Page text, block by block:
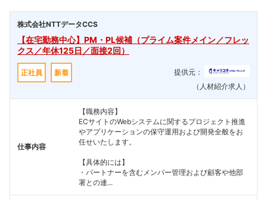
株式会社NTTデータCCS
【在宅勤務中心】PM・PL候補（プライム案件メイン／フレッ
クス／年休125日／面接2回）
正社員 新着
提供元：
（人材紹介求人）
仕事内容
【職務内容】
ECサイトのWebシステムに関するプロジェクト推進
やアプリケーションの保守運用および開発全般をお
任せいたします。
【具体的には】
・パートナーを含むメンバー管理および顧客や他部
署との連...